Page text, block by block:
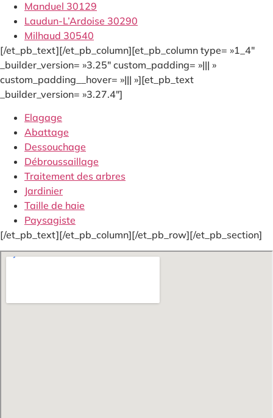
Manduel 30129
Laudun-L’Ardoise 30290
Milhaud 30540
[/et_pb_text][/et_pb_column][et_pb_column type= »1_4″
_builder_version= »3.25″ custom_padding= »||| »
custom_padding__hover= »||| »][et_pb_text
_builder_version= »3.27.4″]
Elagage
Abattage
Dessouchage
Débroussaillage
Traitement des arbres
Jardinier
Taille de haie
Paysagiste
[/et_pb_text][/et_pb_column][/et_pb_row][/et_pb_section]